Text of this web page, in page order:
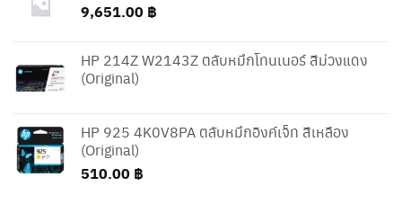
9,651.00 ฿
HP 214Z W2143Z ตลับหมึกโทนเนอร์ สีม่วงแดง
(Original)
HP 925 4K0V8PA ตลับหมึกอิงค์เจ็ท สีเหลือง
(Original)
510.00 ฿